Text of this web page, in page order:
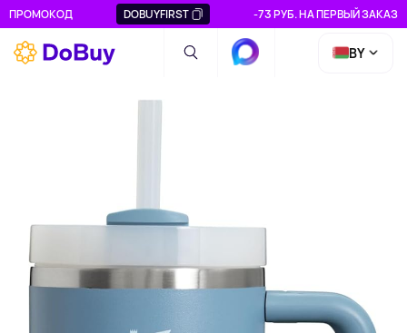
ПРОМОКОД DOBUYFIRST -73 РУБ. НА ПЕРВЫЙ ЗАКАЗ
BY